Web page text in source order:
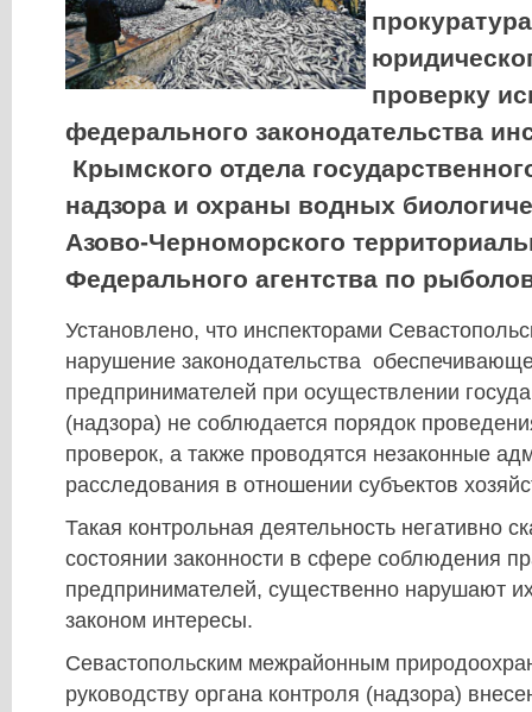
проверку
федерального законодательства
Крымского отдела
надзора и охраны водных
Азово-Черноморского
Федерального агентства по
Установлено, что инспекторами
нарушение законодательства
предпринимателей при осуществлении
(надзора) не соблюдается порядок
проверок, а также проводятся незаконные
расследования в отношении субъектов
Такая контрольная деятельность негативно
состоянии законности в сфере соблюдения
предпринимателей, существенно нарушают
законом интересы.
Севастопольским межрайонным
руководству органа контроля (надзора)